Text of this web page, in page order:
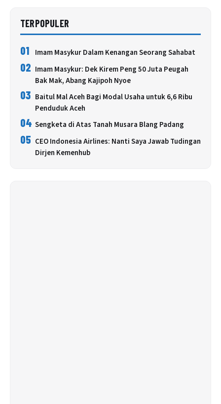
TERPOPULER
01 Imam Masykur Dalam Kenangan Seorang Sahabat
02 Imam Masykur: Dek Kirem Peng 50 Juta Peugah
Bak Mak, Abang Kajipoh Nyoe
03 Baitul Mal Aceh Bagi Modal Usaha untuk 6,6 Ribu
Penduduk Aceh
04 Sengketa di Atas Tanah Musara Blang Padang
05 CEO Indonesia Airlines: Nanti Saya Jawab Tudingan
Dirjen Kemenhub